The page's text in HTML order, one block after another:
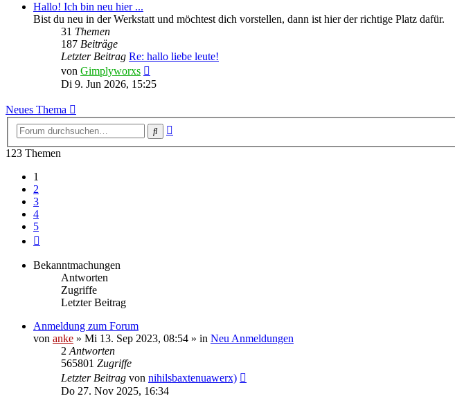
Hallo! Ich bin neu hier ...
Bist du neu in der Werkstatt und möchtest dich vorstellen, dann ist hier der richtige Platz dafür.
31 Themen
187 Beiträge
Letzter Beitrag Re: hallo liebe leute!
von Gimplyworxs
Beitrag
Di 9. Jun 2026, 15:25
Neues Thema
Suche
123 Themen
1
2
3
4
5
Bekanntmachungen
Antworten
Zugriffe
Letzter Beitrag
Anmeldung zum Forum
von anke » Mi 13. Sep 2023, 08:54 » in Neu Anmeldungen
2 Antworten
565801 Zugriffe
Letzter Beitrag von nihilsbaxtenuawerx)
Do 27. Nov 2025, 16:34